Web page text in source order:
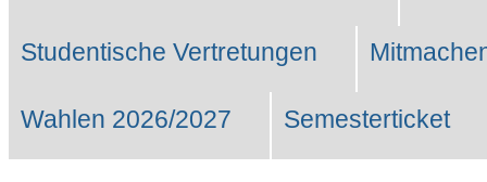
Studentische Vertretungen
Wahlen 2026/2027 Semesterticket